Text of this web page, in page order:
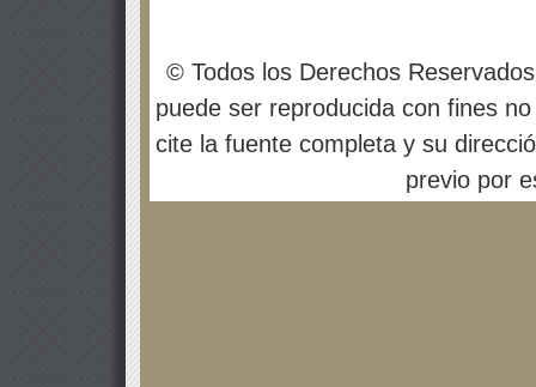
© Todos los Derechos
puede ser reproducida con fines
cite la fuente completa y su
previo por